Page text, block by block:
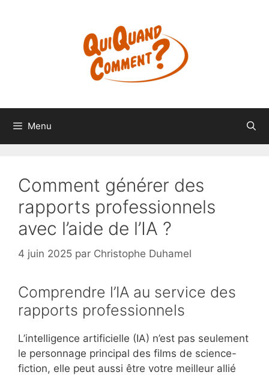
Menu
Comment générer des
rapports professionnels
avec l’aide de l’IA ?
4 juin 2025 par Christophe Duhamel
Comprendre l’IA au service des
rapports professionnels
L’intelligence artificielle (IA) n’est pas seulement
le personnage principal des films de science-
fiction, elle peut aussi être votre meilleur allié